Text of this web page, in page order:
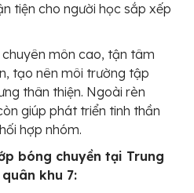
tiện cho người học sắp xếp
môn cao, tận tâm
tạo nên môi trường tập
thân thiện. Ngoài rèn
giúp phát triển tinh thần
hợp nhóm.
bóng chuyền tại Trung
khu 7: